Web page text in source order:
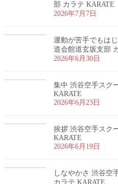
部 カラテ KARATE
2026年7月7日
運動が苦手でもは
道会館道玄坂支部
2026年6月30日
集中 渋谷空手スク
KARATE
2026年6月23日
挨拶 渋谷空手スク
KARATE
2026年6月19日
しなやかさ 渋谷空
カラテ KARATE